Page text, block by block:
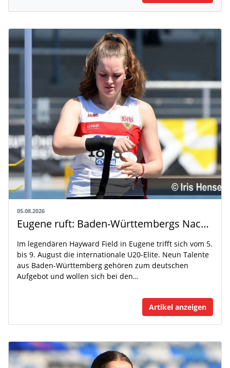
05.08.2026
Eugene ruft: Baden-Württembergs Nachwuchs greift nach der Weltspitze
Im legendären Hayward Field in Eugene trifft sich vom 5.
bis 9. August die internationale U20-Elite. Neun Talente
aus Baden-Württemberg gehören zum deutschen
Aufgebot und wollen sich bei den…
Artikel anzeigen